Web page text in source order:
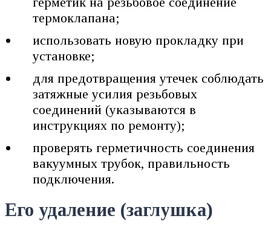
термоклапана;
использовать новую прокладку при
установке;
для предотвращения утечек соблюдать
затяжные усилия резьбовых
соединений (указываются в
инструкциях по ремонту);
проверять герметичность соединения
вакуумных трубок, правильность
подключения.
Его удаление (заглушка)